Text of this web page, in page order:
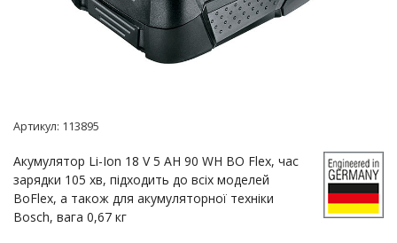
Артикул: 113895
Акумулятор Li-Ion 18 V 5 AH 90 WH BO Flex, час
зарядки 105 хв, підходить до всіх моделей
BoFlex, а також для акумуляторної техніки
Bosch, вага 0,67 кг